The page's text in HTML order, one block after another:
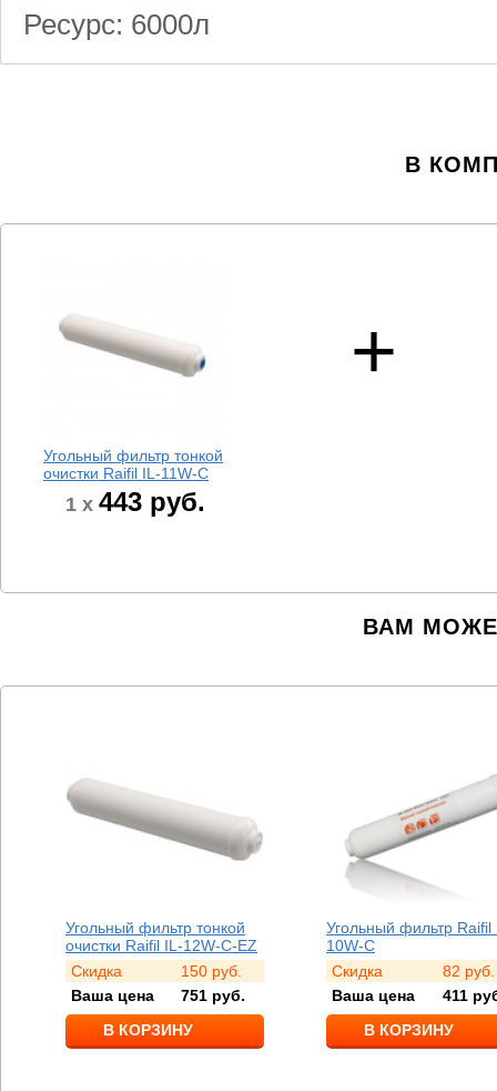
Ресурс: 6000л
В
Угольный фильтр тонкой
очистки Raifil IL-11W-C
1 x443 руб.
ВАМ
Угольный фильтр тонкой
очистки Raifil IL-12W-C-EZ
Скидка
150 руб.
Ваша цена
751 руб.
В КОРЗИНУ
Угольный фильтр Raifil
10W-C
Скидка
82 руб.
Ваша цена
411
В КОРЗИНУ